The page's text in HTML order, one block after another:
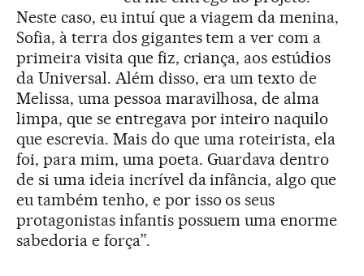
Neste caso, eu intuí que a viagem da menina,
Sofia, à terra dos gigantes tem a ver com a
primeira visita que fiz, criança, aos estúdios
da Universal. Além disso, era um texto de
Melissa, uma pessoa maravilhosa, de alma
limpa, que se entregava por inteiro naquilo
que escrevia. Mais do que uma roteirista, ela
foi, para mim, uma poeta. Guardava dentro
de si uma ideia incrível da infância, algo que
eu também tenho, e por isso os seus
protagonistas infantis possuem uma enorme
sabedoria e força”.